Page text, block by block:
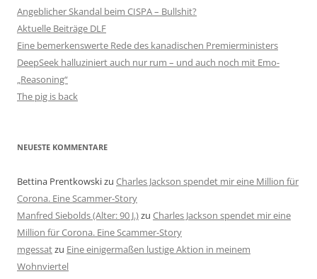
Angeblicher Skandal beim CISPA – Bullshit?
Aktuelle Beiträge DLF
Eine bemerkenswerte Rede des kanadischen Premierministers
DeepSeek halluziniert auch nur rum – und auch noch mit Emo-
„Reasoning“
The pig is back
NEUESTE KOMMENTARE
Bettina Prentkowskizu Charles Jackson spendet mir eine Million für
Corona. Eine Scammer-Story
Manfred Siebolds (Alter: 90 J.)zu Charles Jackson spendet mir eine
Million für Corona. Eine Scammer-Story
mgessatzu Eine einigermaßen lustige Aktion in meinem
Wohnviertel